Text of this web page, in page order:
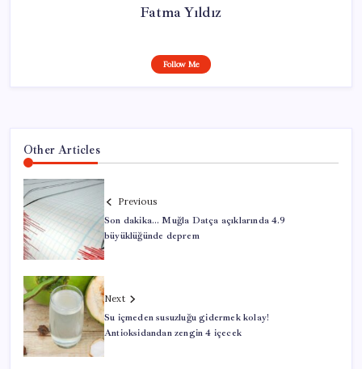
Fatma Yıldız
Follow Me
Other Articles
Previous
Son dakika… Muğla Datça açıklarında 4.9
büyüklüğünde deprem
Next
Su içmeden susuzluğu gidermek kolay!
Antioksidandan zengin 4 içecek